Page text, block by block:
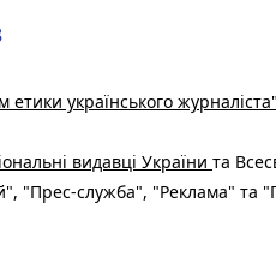
етики українського журналіста"
видавці України та
"Прес-служба", "Реклама" та